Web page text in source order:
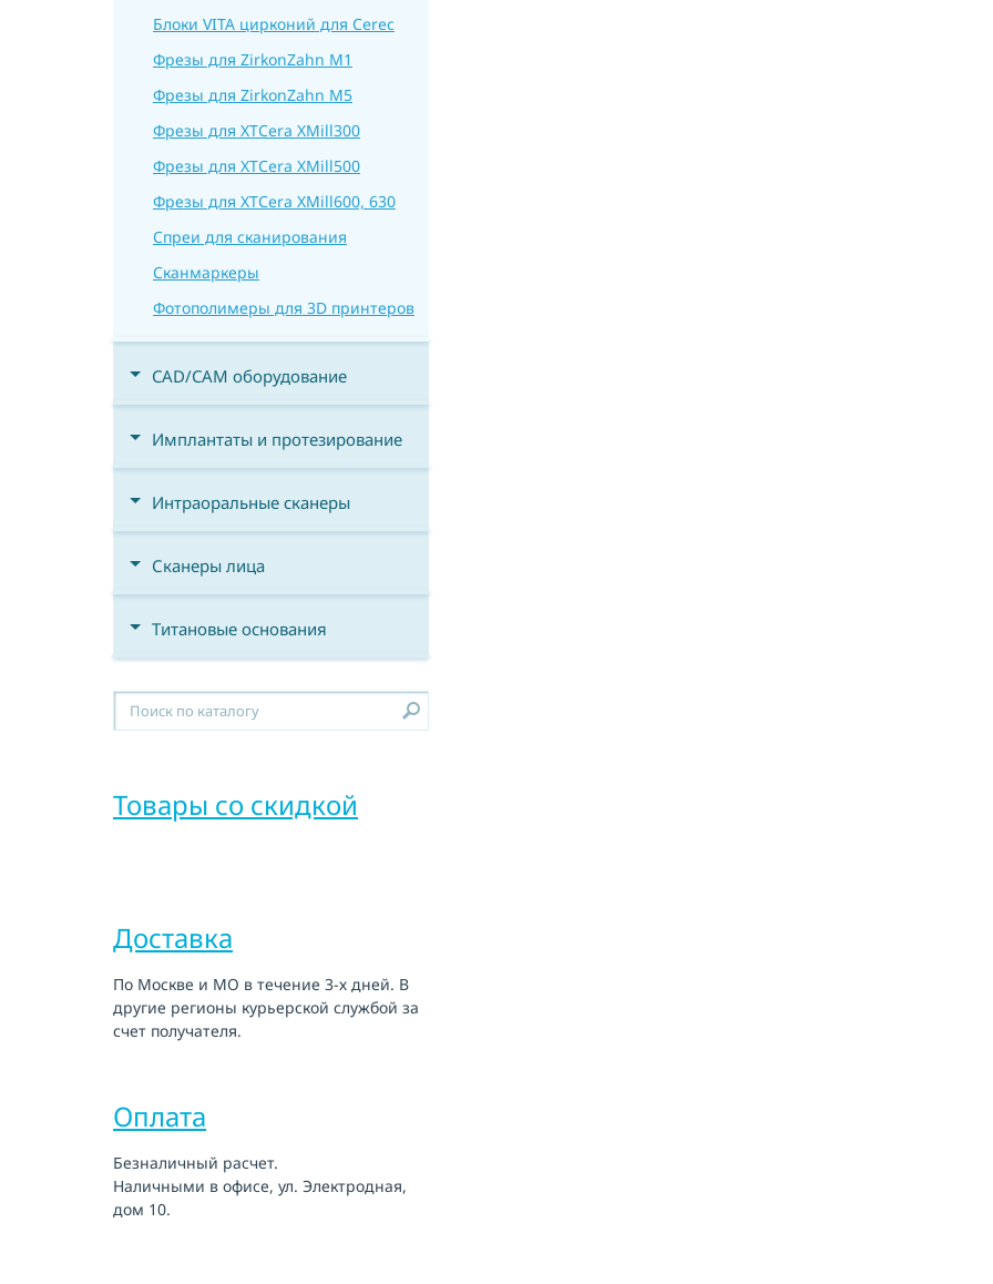
Блоки VITA цирконий для Cerec
Фрезы для ZirkonZahn M1
Фрезы для ZirkonZahn M5
Фрезы для XTCera XMill300
Фрезы для XTCera XMill500
Фрезы для XTCera XMill600, 630
Спреи для сканирования
Сканмаркеры
Фотополимеры для 3D принтеров
CAD/CAM оборудование
Имплантаты и протезирование
Интраоральные сканеры
Сканеры лица
Титановые основания
Товары со скидкой
Доставка
По Москве и МО в течение 3-х дней. В
другие регионы курьерской службой за
счет получателя.
Оплата
Безналичный расчет.
Наличными в офисе, ул. Электродная,
дом 10.